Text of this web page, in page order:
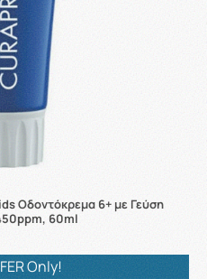
Οδοντόκρεμα 6+ με Γεύση
60ml
Only!